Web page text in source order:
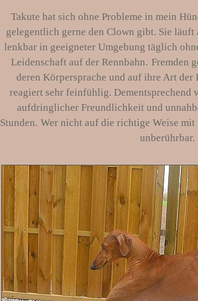
Takute hat sich ohne Probleme in mein
gelegentlich gerne den Clown gibt. Sie läuft
lenkbar in geeigneter Umgebung täglich
Leidenschaft auf der Rennbahn. Fremden
deren Körpersprache und auf ihre Art
reagiert sehr feinfühlig. Dementsprechend
aufdringlicher Freundlichkeit und
Stunden. Wer nicht auf die richtige Weise
unberührbar.